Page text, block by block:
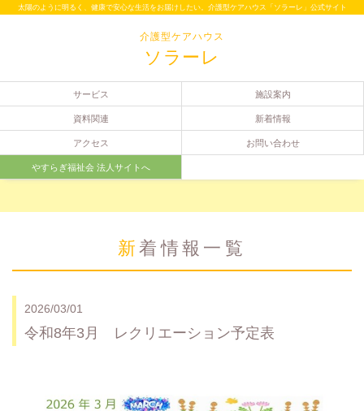
太陽のように明るく、健康で安心な生活をお届けしたい。介護型ケアハウス「ソラーレ」公式サイト
介護型ケアハウス
ソラーレ
サービス 施設案内
資料関連 新着情報
アクセス お問い合わせ
やすらぎ福祉会 法人サイトへ
新着情報一覧
2026/03/01
令和8年3月 レクリエーション予定表